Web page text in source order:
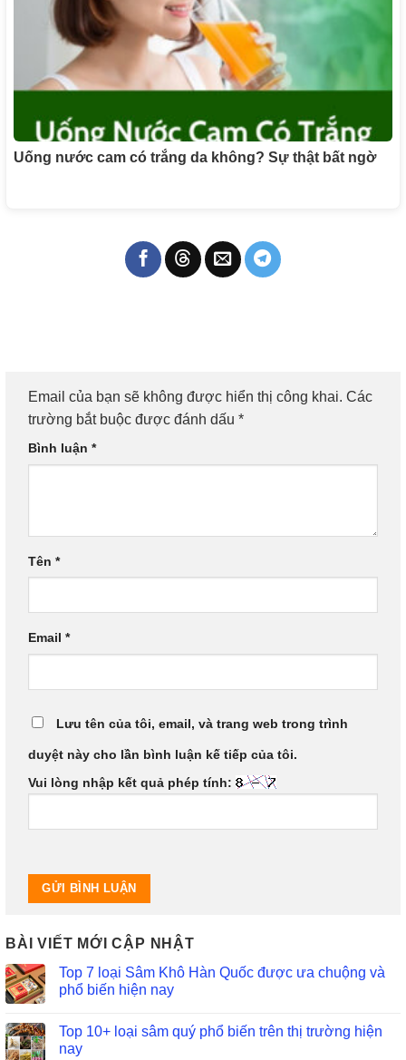
Uống nước cam có trắng da không? Sự thật bất ngờ
Email của bạn sẽ không được hiển thị công khai. Các
trường bắt buộc được đánh dấu *
Bình luận *
Tên *
Email *
Lưu tên của tôi, email, và trang web trong trình
duyệt này cho lần bình luận kế tiếp của tôi.
Vui lòng nhập kết quả phép tính:
BÀI VIẾT MỚI CẬP NHẬT
Top 7 loại Sâm Khô Hàn Quốc được ưa chuộng và
phổ biến hiện nay
Top 10+ loại sâm quý phổ biến trên thị trường hiện
nay